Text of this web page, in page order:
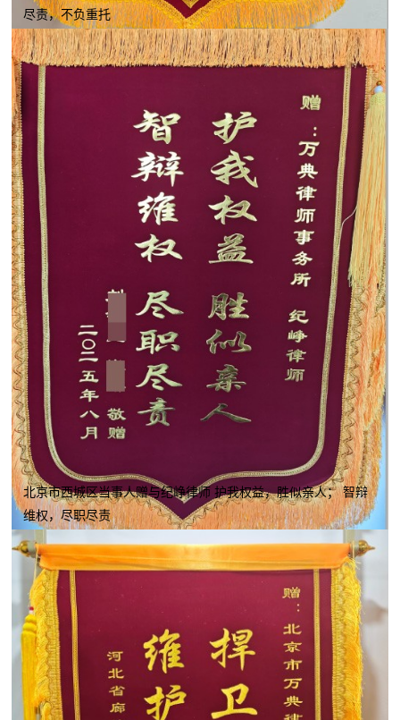
尽责，不负重托
北京市西城区当事人赠与纪峥律师 护我权益，胜似亲人； 智辩
维权，尽职尽责